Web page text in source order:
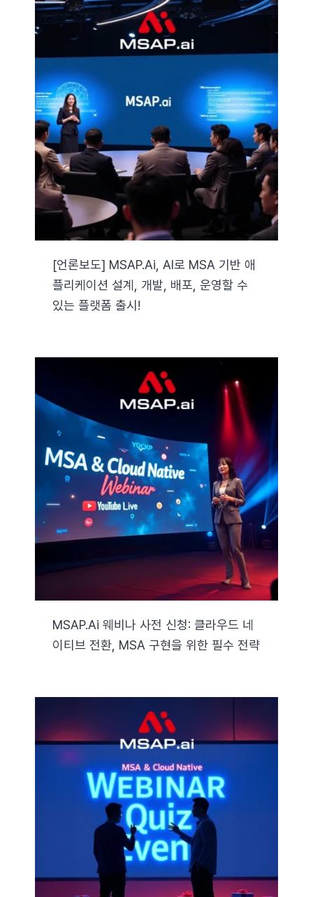
[언론보도] MSAP.ai, AI로 MSA 기반 애
플리케이션 설계, 개발, 배포, 운영할 수
있는 플랫폼 출시!
MSAP.ai 웨비나 사전 신청: 클라우드 네
이티브 전환, MSA 구현을 위한 필수 전략